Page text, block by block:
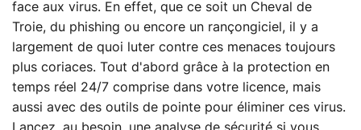
face aux virus. En effet, que ce soit un Cheval de
Troie, du phishing ou encore un rançongiciel, il y a
largement de quoi luter contre ces menaces toujours
plus coriaces. Tout d'abord grâce à la protection en
temps réel 24/7 comprise dans votre licence, mais
aussi avec des outils de pointe pour éliminer ces virus.